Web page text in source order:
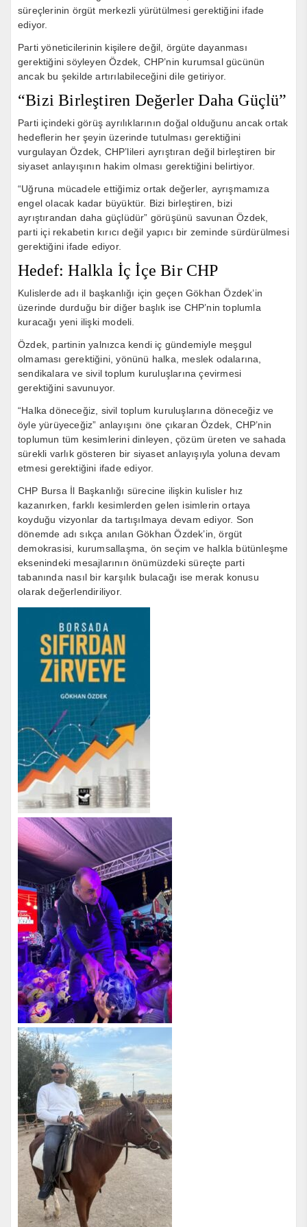
süreçlerinin örgüt merkezli yürütülmesi gerektiğini ifade
ediyor.
Parti yöneticilerinin kişilere değil, örgüte dayanması
gerektiğini söyleyen Özdek, CHP’nin kurumsal gücünün
ancak bu şekilde artırılabileceğini dile getiriyor.
“Bizi Birleştiren Değerler Daha Güçlü”
Parti içindeki görüş ayrılıklarının doğal olduğunu ancak ortak
hedeflerin her şeyin üzerinde tutulması gerektiğini
vurgulayan Özdek, CHP’lileri ayrıştıran değil birleştiren bir
siyaset anlayışının hakim olması gerektiğini belirtiyor.
“Uğruna mücadele ettiğimiz ortak değerler, ayrışmamıza
engel olacak kadar büyüktür. Bizi birleştiren, bizi
ayrıştırandan daha güçlüdür” görüşünü savunan Özdek,
parti içi rekabetin kırıcı değil yapıcı bir zeminde sürdürülmesi
gerektiğini ifade ediyor.
Hedef: Halkla İç İçe Bir CHP
Kulislerde adı il başkanlığı için geçen Gökhan Özdek’in
üzerinde durduğu bir diğer başlık ise CHP’nin toplumla
kuracağı yeni ilişki modeli.
Özdek, partinin yalnızca kendi iç gündemiyle meşgul
olmaması gerektiğini, yönünü halka, meslek odalarına,
sendikalara ve sivil toplum kuruluşlarına çevirmesi
gerektiğini savunuyor.
“Halka döneceğiz, sivil toplum kuruluşlarına döneceğiz ve
öyle yürüyeceğiz” anlayışını öne çıkaran Özdek, CHP’nin
toplumun tüm kesimlerini dinleyen, çözüm üreten ve sahada
sürekli varlık gösteren bir siyaset anlayışıyla yoluna devam
etmesi gerektiğini ifade ediyor.
CHP Bursa İl Başkanlığı sürecine ilişkin kulisler hız
kazanırken, farklı kesimlerden gelen isimlerin ortaya
koyduğu vizyonlar da tartışılmaya devam ediyor. Son
dönemde adı sıkça anılan Gökhan Özdek’in, örgüt
demokrasisi, kurumsallaşma, ön seçim ve halkla bütünleşme
eksenindeki mesajlarının önümüzdeki süreçte parti
tabanında nasıl bir karşılık bulacağı ise merak konusu
olarak değerlendiriliyor.